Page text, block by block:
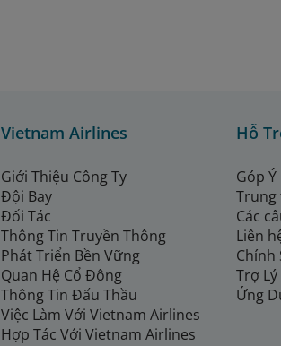
Vietnam Airlines
Giới Thiệu Công Ty
Đội Bay
Đối Tác
Thông Tin Truyền Thông
Phát Triển Bền Vững
Quan Hệ Cổ Đông
Thông Tin Đấu Thầu
Việc Làm Với Vietnam Airlines
Hợp Tác Với Vietnam Airlines
Hỗ
Góp
Trung
Các
Liên
Chính
Trợ
Ứng